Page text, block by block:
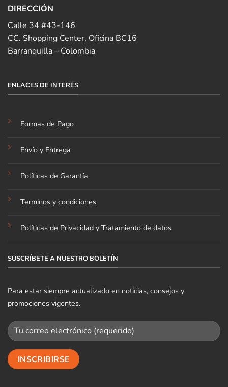
DIRECCIÓN
Calle 34 #43-146
CC. Shopping Center, Oficina BC16
Barranquilla – Colombia
ENLACES DE INTERÉS
Formas de Pago
Envío y Entrega
Políticas de Garantía
Terminos y condiciones
Políticas de Privacidad y Tratamiento de datos
SUSCRÍBETE A NUESTRO BOLETÍN
Para estar siempre actualizado en noticias, consejos y
promociones vigentes.